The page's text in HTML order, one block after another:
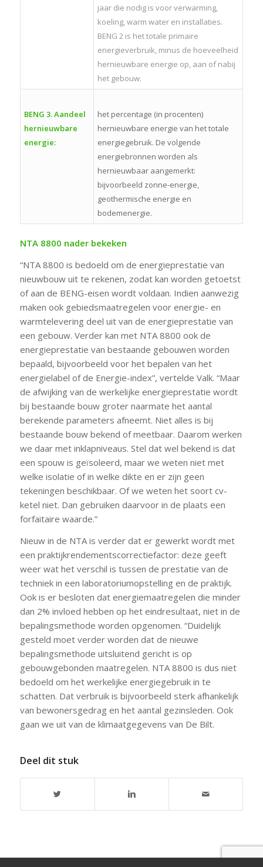
jaar die nodig is voor verwarming,
koeling, warm water en installaties.
BENG 2 is het totale primaire
energieverbruik, minus de hoeveelheid
hernieuwbare energie op, aan of nabij
het gebouw.
BENG 3. Aandeel
hernieuwbare
energie:
het percentage (in procenten)
hernieuwbare energie van het totale
energiegebruik. De volgende
energiebronnen worden als
hernieuwbaar aangemerkt:
bijvoorbeeld zonne-energie,
geothermische energie en
bodemenergie.
NTA 8800 nader bekeken
“NTA 8800 is bedoeld om de energieprestatie van
nieuwbouw uit te rekenen, zodat kan worden getoetst
of aan de BENG-eisen wordt voldaan. Indien aanwezig
maken ook gebiedsmaatregelen voor energie- en
warmtelevering deel uit van de energieprestatie van
een gebouw. Verder kan met NTA 8800 ook de
energieprestatie van bestaande gebouwen worden
bepaald, bijvoorbeeld voor het bepalen van het
energielabel of de Energie-index”, vertelde Valk. “Maar
de afwijking van de werkelijke energieprestatie wordt
bij bestaande bouw groter naarmate het aantal
berekende parameters afneemt. Niet alles is bij
bestaande bouw bekend of meetbaar. Daarom werken
we daar met inklapniveaus. Stel dat wel bekend is dat
een spouw is geïsoleerd, maar we weten niet met
welke isolatie of in welke dikte en er zijn geen
tekeningen beschikbaar. Of we weten het soort cv-
ketel niet. Dan gebruiken daarvoor in de plaats een
forfaitaire waarde.”
Nieuw in de NTA is verder dat er gewerkt wordt met
een praktijkrendementscorrectiefactor: deze geeft
weer wat het verschil is tussen de prestatie van de
techniek in een laboratoriumopstelling en de praktijk.
Ook is er besloten dat energiemaatregelen die minder
dan 2% invloed hebben op het eindresultaat, niet in de
bepalingsmethode worden opgenomen. “Duidelijk
gesteld moet verder worden dat de nieuwe
bepalingsmethode uitsluitend gericht is op
gebouwgebonden maatregelen. NTA 8800 is dus niet
bedoeld om het werkelijke energiegebruik in te
schatten. Dat verbruik is bijvoorbeeld sterk afhankelijk
van bewonersgedrag en het aantal gezinsleden. Ook
gaan we uit van de klimaatgegevens van De Bilt.
Deel dit stuk